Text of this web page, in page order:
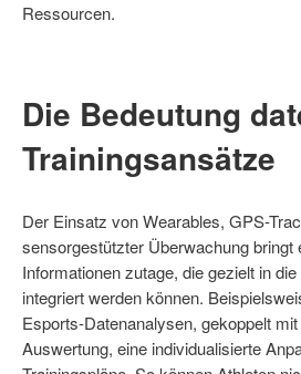
Ressourcen.
Die Bedeutung
Trainingsansätze
Der Einsatz von Wearables, GPS-
sensorgestützter Überwachung bringt
Informationen zutage, die gezielt in
integriert werden können.
Esports-Datenanalysen, gekoppelt
Auswertung, eine individualisierte